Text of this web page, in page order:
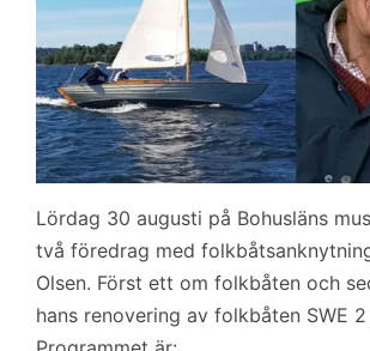
Lördag 30 augusti på Bohusläns
två föredrag med
Olsen. Först ett om folkbåten och
hans renovering av folkbåten SWE 2